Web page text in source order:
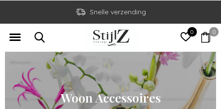
0 0
Snelle verzending
Woon Accessoires